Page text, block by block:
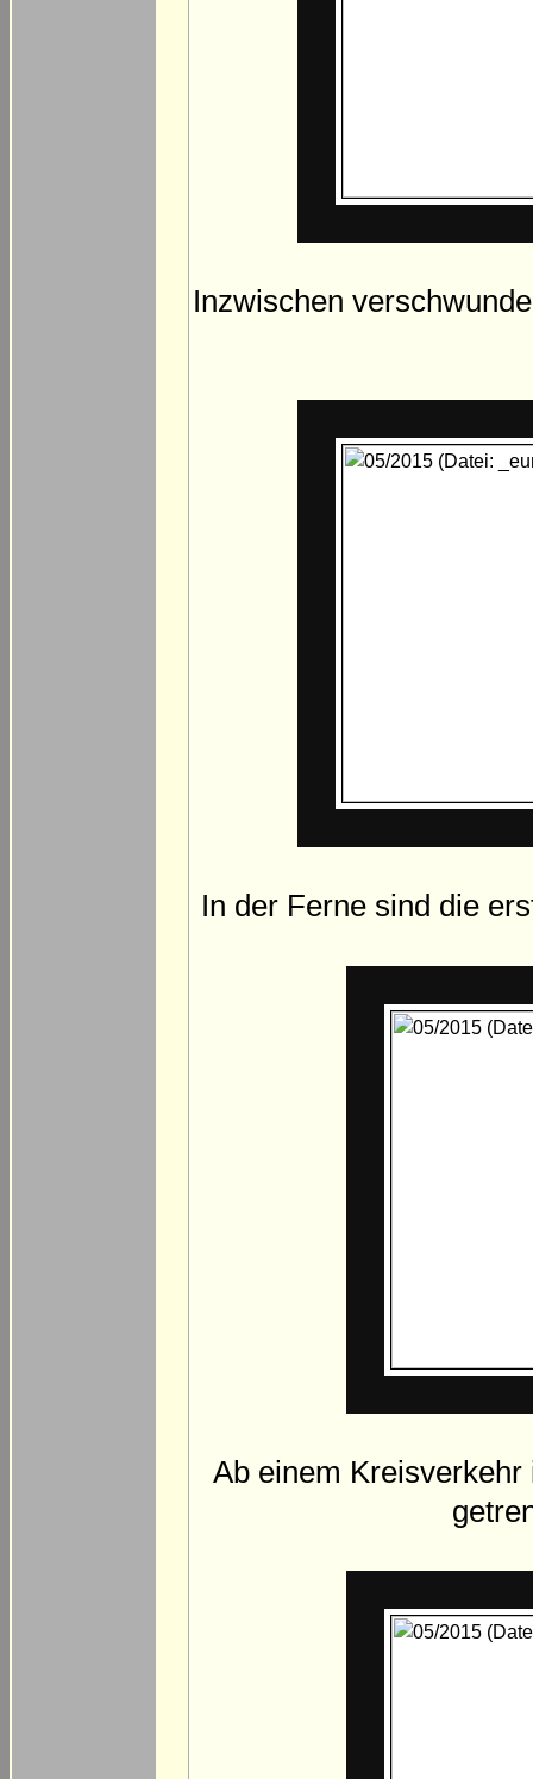
Inzwischen
In der Ferne sind die
Ab einem